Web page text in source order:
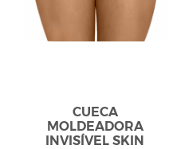
CUECA
MOLDEADORA
INVISÍVEL SKIN